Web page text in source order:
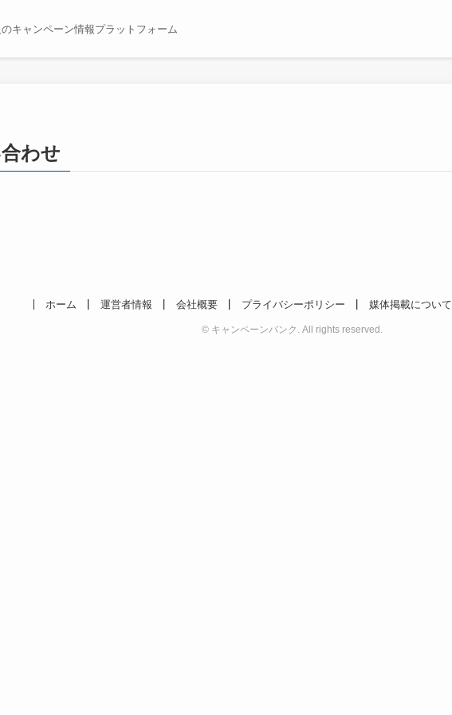
キャンペーン情報プラットフォーム
わせ
ホーム 運営者情報 会社概要 プライバシーポリシー 媒体掲載について
©キャンペーンバンク. All rights reserved.